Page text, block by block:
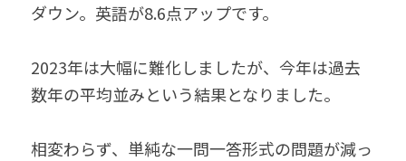
ダウン。英語が8.6点アップです。
2023年は大幅に難化しましたが、今年は過去
数年の平均並みという結果となりました。
相変わらず、単純な一問一答形式の問題が減っ